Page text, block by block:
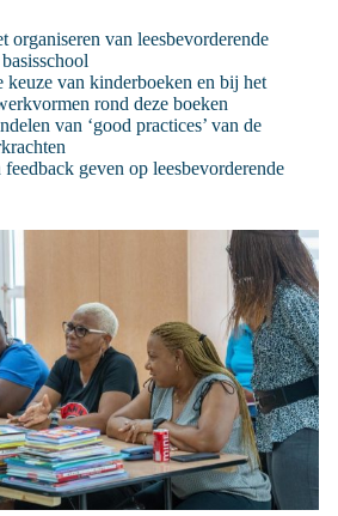
organiseren van leesbevorderende
keuze van kinderboeken en bij het
rond deze boeken
van ‘good practices’ van de
geven op leesbevorderende